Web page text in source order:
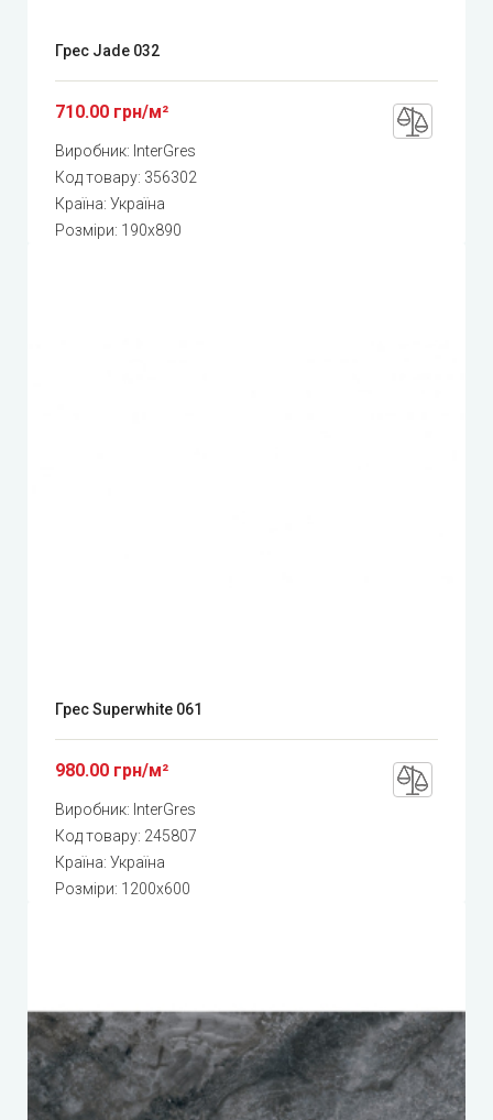
Грес Jade 032
710.00 грн/м²
Виробник: InterGres
Код товару: 356302
Країна: Україна
Розміри: 190x890
Грес Superwhite 061
980.00 грн/м²
Виробник: InterGres
Код товару: 245807
Країна: Україна
Розміри: 1200x600